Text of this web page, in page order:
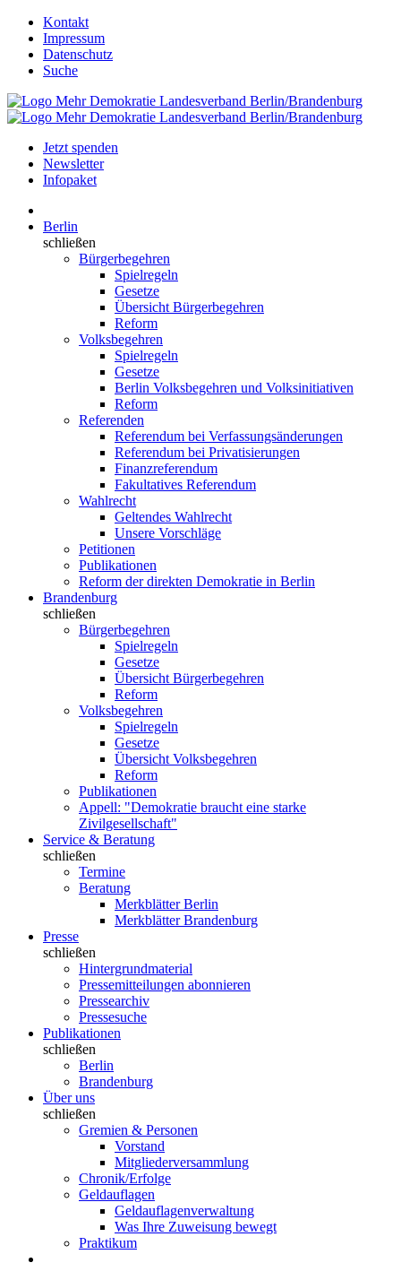
Kontakt
Impressum
Datenschutz
Suche
Jetzt spenden
Newsletter
Infopaket
Berlin
schließen
Bürgerbegehren
Spielregeln
Gesetze
Übersicht Bürgerbegehren
Reform
Volksbegehren
Spielregeln
Gesetze
Berlin Volksbegehren und Volksinitiativen
Reform
Referenden
Referendum bei Verfassungsänderungen
Referendum bei Privatisierungen
Finanzreferendum
Fakultatives Referendum
Wahlrecht
Geltendes Wahlrecht
Unsere Vorschläge
Petitionen
Publikationen
Reform der direkten Demokratie in Berlin
Brandenburg
schließen
Bürgerbegehren
Spielregeln
Gesetze
Übersicht Bürgerbegehren
Reform
Volksbegehren
Spielregeln
Gesetze
Übersicht Volksbegehren
Reform
Publikationen
Appell: "Demokratie braucht eine starke
Zivilgesellschaft"
Service & Beratung
schließen
Termine
Beratung
Merkblätter Berlin
Merkblätter Brandenburg
Presse
schließen
Hintergrundmaterial
Pressemitteilungen abonnieren
Pressearchiv
Pressesuche
Publikationen
schließen
Berlin
Brandenburg
Über uns
schließen
Gremien & Personen
Vorstand
Mitgliederversammlung
Chronik/Erfolge
Geldauflagen
Geldauflagenverwaltung
Was Ihre Zuweisung bewegt
Praktikum